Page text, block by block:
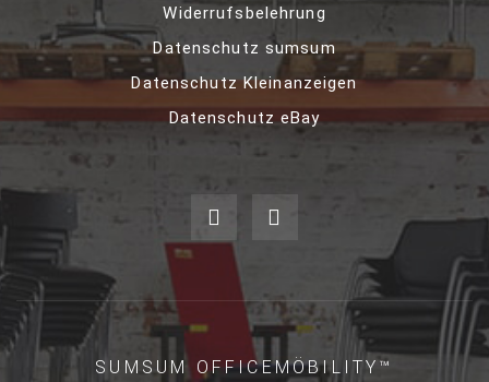
Widerrufsbelehrung
Datenschutz sumsum
Datenschutz Kleinanzeigen
Datenschutz eBay
SUMSUM OFFICEMÖBILITY™